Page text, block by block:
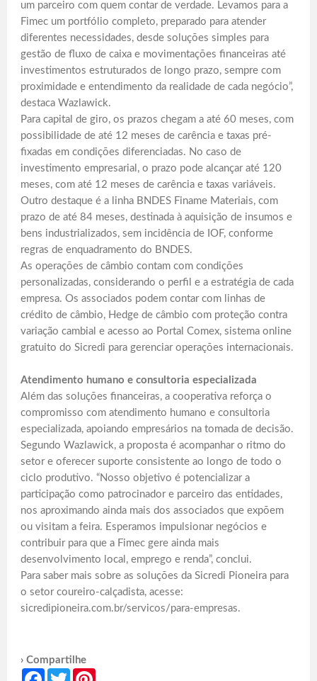
um parceiro com quem contar de verdade. Levamos para a
Fimec um portfólio completo, preparado para atender
diferentes necessidades, desde soluções simples para
gestão de fluxo de caixa e movimentações financeiras até
investimentos estruturados de longo prazo, sempre com
proximidade e entendimento da realidade de cada negócio”,
destaca Wazlawick.
Para capital de giro, os prazos chegam a até 60 meses, com
possibilidade de até 12 meses de carência e taxas pré-
fixadas em condições diferenciadas. No caso de
investimento empresarial, o prazo pode alcançar até 120
meses, com até 12 meses de carência e taxas variáveis.
Outro destaque é a linha BNDES Finame Materiais, com
prazo de até 84 meses, destinada à aquisição de insumos e
bens industrializados, sem incidência de IOF, conforme
regras de enquadramento do BNDES.
As operações de câmbio contam com condições
personalizadas, considerando o perfil e a estratégia de cada
empresa. Os associados podem contar com linhas de
crédito de câmbio, Hedge de câmbio com proteção contra
variação cambial e acesso ao Portal Comex, sistema online
gratuito do Sicredi para gerenciar operações internacionais.
Atendimento humano e consultoria especializada
Além das soluções financeiras, a cooperativa reforça o
compromisso com atendimento humano e consultoria
especializada, apoiando empresários na tomada de decisão.
Segundo Wazlawick, a proposta é acompanhar o ritmo do
setor e oferecer suporte consistente ao longo de todo o
ciclo produtivo. “Nosso objetivo é potencializar a
participação como patrocinador e parceiro das entidades,
nos aproximando ainda mais dos associados que expõem
ou visitam a feira. Esperamos impulsionar negócios e
contribuir para que a Fimec gere ainda mais
desenvolvimento local, emprego e renda”, conclui.
Para saber mais sobre as soluções da Sicredi Pioneira para
o setor coureiro-calçadista, acesse:
sicredipioneira.com.br/servicos/para-empresas.
› Compartilhe
FacebookTwitter